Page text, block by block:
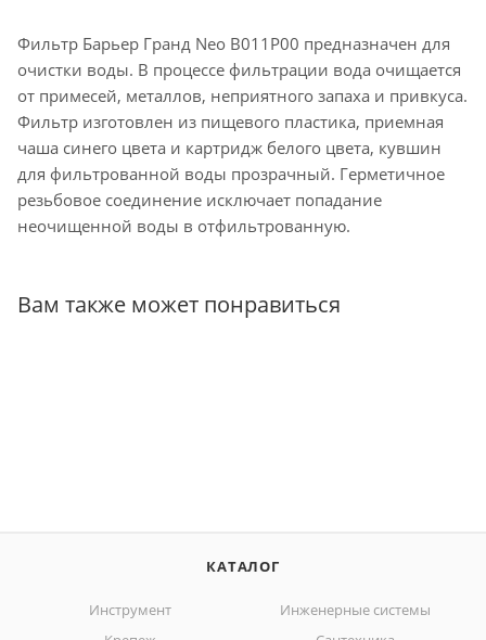
Фильтр Барьер Гранд Neo В011Р00 предназначен для
очистки воды. В процессе фильтрации вода очищается
от примесей, металлов, неприятного запаха и привкуса.
Фильтр изготовлен из пищевого пластика, приемная
чаша синего цвета и картридж белого цвета, кувшин
для фильтрованной воды прозрачный. Герметичное
резьбовое соединение исключает попадание
неочищенной воды в отфильтрованную.
Вам также может понравиться
КАТАЛОГ
Инструмент
Инженерные системы